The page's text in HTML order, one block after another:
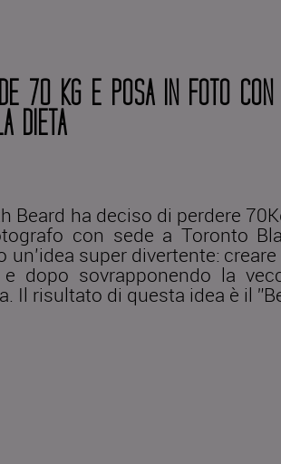
70 KG E POSA IN FOTO
DIETA
Beard ha deciso di perdere
con sede a Toronto
un’idea super divertente:
dopo sovrapponendo la
Il risultato di questa idea è il